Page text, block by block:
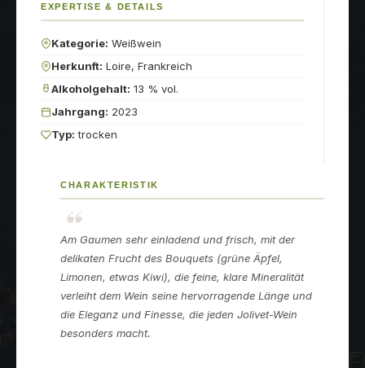
EXPERTISE & DETAILS
Kategorie: Weißwein
Herkunft: Loire, Frankreich
Alkoholgehalt: 13 % vol.
Jahrgang: 2023
Typ: trocken
CHARAKTERISTIK
Am Gaumen sehr einladend und frisch, mit der
delikaten Frucht des Bouquets (grüne Äpfel,
Limonen, etwas Kiwi), die feine, klare Mineralität
verleiht dem Wein seine hervorragende Länge und
die Eleganz und Finesse, die jeden Jolivet-Wein
besonders macht.